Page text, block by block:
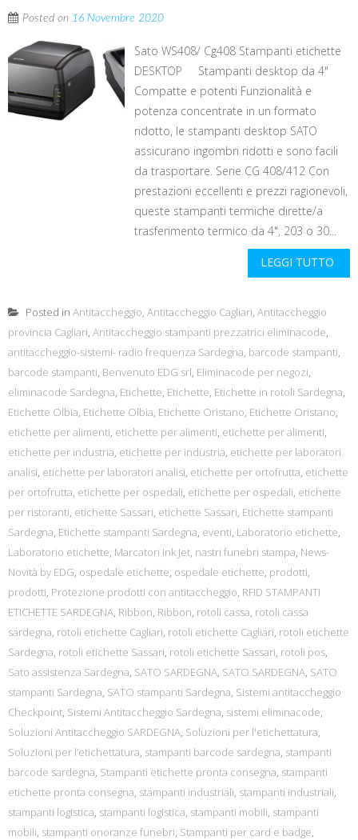
Posted on 16 Novembre 2020
Sato WS408/ Cg408 Stampanti etichette
DESKTOP Stampanti desktop da 4"
Compatte e potenti Funzionalità e
potenza concentrate in un formato
ridotto, le stampanti desktop SATO
assicurano ingombri ridotti e sono facili
da trasportare. Serie CG 408/412 Con
prestazioni eccellenti e prezzi ragionevoli,
queste stampanti termiche dirette/a
trasferimento termico da 4", 203 o 30...
LEGGI TUTTO
Posted in Antitaccheggio, Antitaccheggio Cagliari, Antitaccheggio
provincia Cagliari, Antitaccheggio stampanti prezzatrici eliminacode,
antitaccheggio-sistemi- radio frequenza Sardegna, barcode stampanti,
barcode stampanti, Benvenuto EDG srl, Eliminacode per negozi,
eliminacode Sardegna, Etichette, Etichette, Etichette in rotoli Sardegna,
Etichette Olbia, Etichette Olbia, Etichette Oristano, Etichette Oristano,
etichette per alimenti, etichette per alimenti, etichette per alimenti,
etichette per industria, etichette per industria, etichette per laboratori
analisi, etichette per laboratori analisi, etichette per ortofrutta, etichette
per ortofrutta, etichette per ospedali, etichette per ospedali, etichette
per ristoranti, etichette Sassari, etichette Sassari, Etichette stampanti
Sardegna, Etichette stampanti Sardegna, eventi, Laboratorio etichette,
Laboratorio etichette, Marcatori Ink Jet, nastri funebri stampa, News-
Novità by EDG, ospedale etichette, ospedale etichette, prodotti,
prodotti, Protezione prodotti con antitaccheggio, RFID STAMPANTI
ETICHETTE SARDEGNA, Ribbon, Ribbon, rotoli cassa, rotoli cassa
sardegna, rotoli etichette Cagliari, rotoli etichette Cagliari, rotoli etichette
Sardegna, rotoli etichette Sassari, rotoli etichette Sassari, rotoli pos,
Sato assistenza Sardegna, SATO SARDEGNA, SATO SARDEGNA, SATO
stampanti Sardegna, SATO stampanti Sardegna, Sistemi antitaccheggio
Checkpoint, Sistemi Antitaccheggio Sardegna, sistemi eliminacode,
Soluzioni Antitaccheggio SARDEGNA, Soluzioni per l'etichettatura,
Soluzioni per l’etichettatura, stampanti barcode sardegna, stampanti
barcode sardegna, Stampanti etichette pronta consegna, stampanti
etichette pronta consegna, stampanti industriali, stampanti industriali,
stampanti logistica, stampanti logistica, stampanti mobili, stampanti
mobili, stampanti onoranze funebri, Stampanti per card e badge,